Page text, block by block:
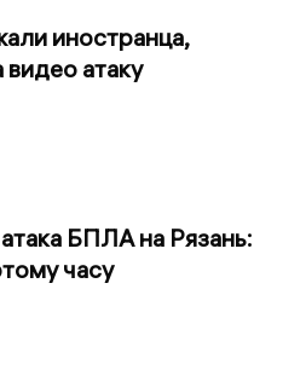
иностранца,
атаку
БПЛА на Рязань:
часу